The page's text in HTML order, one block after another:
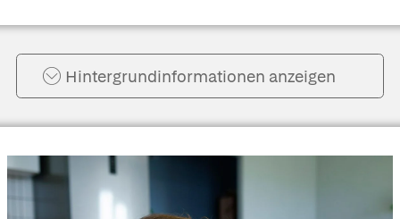
Hintergrund­informationen anzeigen